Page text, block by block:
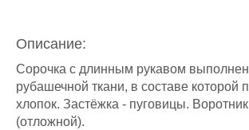
Описание:
Сорочка с длинным рукавом
рубашечной ткани, в составе которой
хлопок. Застёжка - пуговицы.
(отложной).